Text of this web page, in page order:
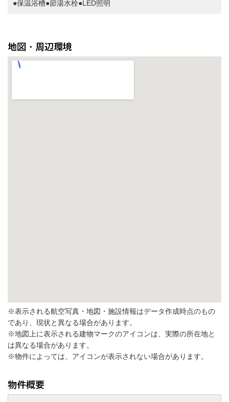
●保温浴槽●節湯水栓●LED照明
※表示される航空写真・地図・施設情報はデータ作成時点のもの
であり、現状と異なる場合があります。
※地図上に表示される建物マークのアイコンは、実際の所在地と
は異なる場合があります。
※物件によっては、アイコンが表示されない場合があります。